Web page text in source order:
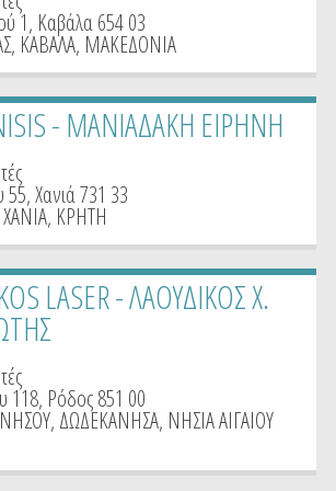
1, Καβάλα 654 03
, ΚΑΒΑΛΑ, ΜΑΚΕΔΟΝΙΑ
- ΜΑΝΙΑΔΑΚΗ ΕΙΡΗΝΗ
Χανιά 731 33
ΧΑΝΙΑ, ΚΡΗΤΗ
LASER - ΛΑΟΥΔΙΚΟΣ Χ.
118, Ρόδος 851 00
, ΔΩΔΕΚΑΝΗΣΑ, ΝΗΣΙΑ ΑΙΓΑΙΟΥ